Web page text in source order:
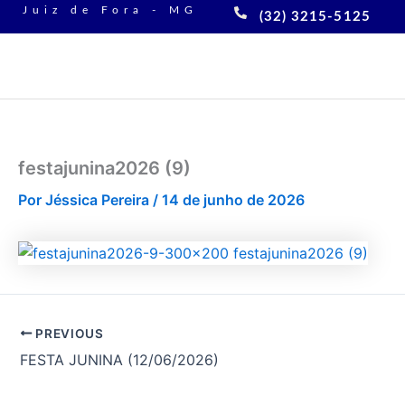
para
Juiz de Fora - MG (32) 3215-5125
festajunina2026 (9)
Por Jéssica Pereira / 14 de junho de 2026
PREVIOUS
FESTA JUNINA (12/06/2026)